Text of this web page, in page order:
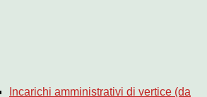
Incarichi amministrativi di vertice (da